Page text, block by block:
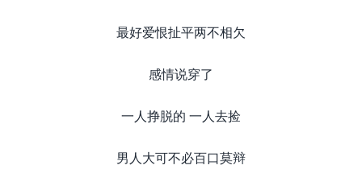
最好爱恨扯平两不相欠
感情说穿了
一人挣脱的 一人去捡
男人大可不必百口莫辩